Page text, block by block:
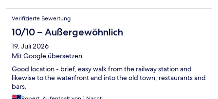
man für Faro selbst sowieso nicht 😉
Verifizierte Bewertung
10/10 – Außergewöhnlich
19. Juli 2026
Mit Google übersetzen
Good location - brief, easy walk from the railway station and
likewise to the waterfront and into the old town, restaurants and
bars.